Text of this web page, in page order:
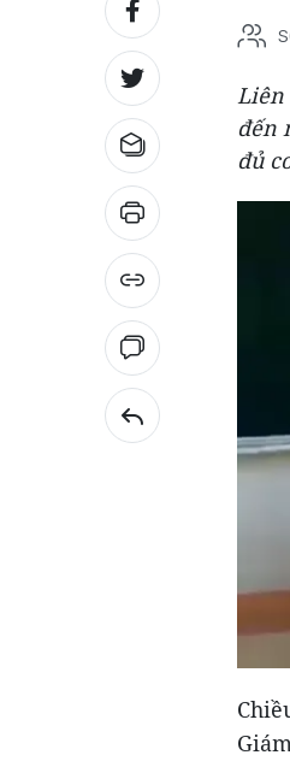
Liên
đến
đủ